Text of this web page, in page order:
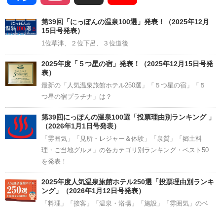
Channel
第39回「にっぽんの温泉100選」発表！（2025年12月
15日号発表）
1位草津、２位下呂、３位道後
2025年度「５つ星の宿」発表！（2025年12月15日号発
表）
最新の「人気温泉旅館ホテル250選」「５つ星の宿」「５
つ星の宿プラチナ」は？
第39回にっぽんの温泉100選「投票理由別ランキング 」
（2026年1月1日号発表）
「雰囲気」「見所・レジャー＆体験」「泉質」「郷土料
理・ご当地グルメ」の各カテゴリ別ランキング・ベスト50
を発表！
2025年度人気温泉旅館ホテル250選「投票理由別ランキ
ング」（2026年1月12日号発表）
「料理」「接客」「温泉・浴場」「施設」「雰囲気」のベ